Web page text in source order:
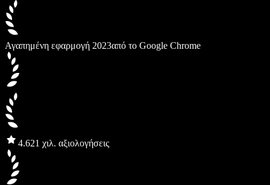
Αγαπημένη εφαρμογή 2023από το Google Chrome
4.621 χιλ. αξιολογήσεις